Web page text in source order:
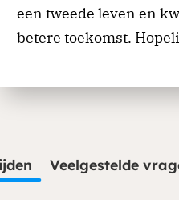
een tweede leven en
betere toekomst.
Veelgestelde